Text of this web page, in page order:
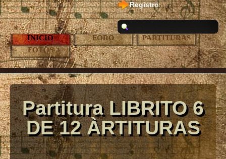
Registro
INICIO FORO
PARTITURAS
FOTOS
Partitura LIBRITO 6
DE 12 ÀRTITURAS